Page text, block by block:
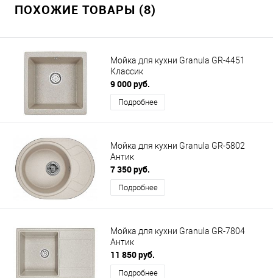
ПОХОЖИЕ ТОВАРЫ (8)
Мойка для кухни Granula GR-4451
Классик
9 000 руб.
Подробнее
Мойка для кухни Granula GR-5802
Антик
7 350 руб.
Подробнее
Мойка для кухни Granula GR-7804
Антик
11 850 руб.
Подробнее